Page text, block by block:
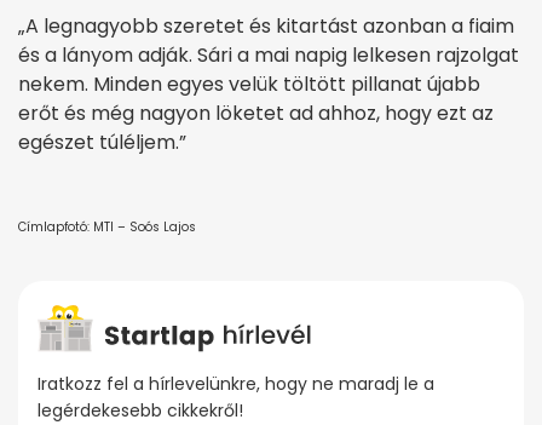
„A legnagyobb szeretet és kitartást azonban a fiaim
és a lányom adják. Sári a mai napig lelkesen rajzolgat
nekem. Minden egyes velük töltött pillanat újabb
erőt és még nagyon löketet ad ahhoz, hogy ezt az
egészet túléljem.”
Címlapfotó: MTI – Soós Lajos
Iratkozz fel a hírlevelünkre, hogy ne maradj le a
legérdekesebb cikkekről!